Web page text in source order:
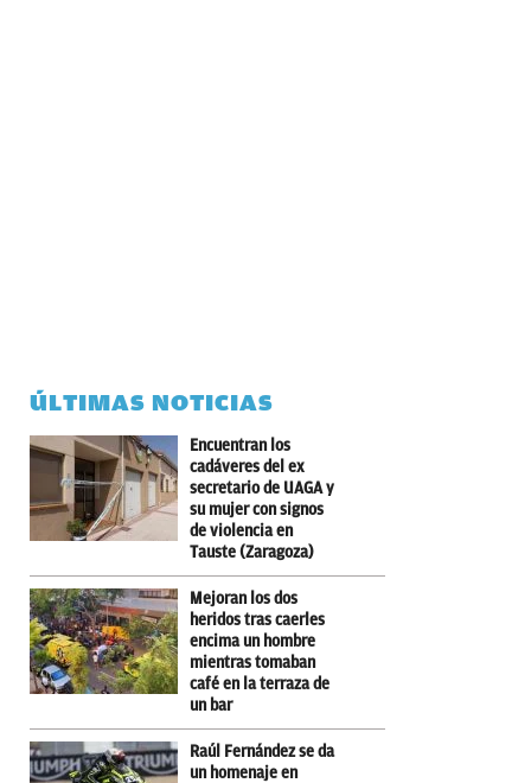
ÚLTIMAS NOTICIAS
Encuentran los
cadáveres del ex
secretario de UAGA y
su mujer con signos
de violencia en
Tauste (Zaragoza)
Mejoran los dos
heridos tras caerles
encima un hombre
mientras tomaban
café en la terraza de
un bar
Raúl Fernández se da
un homenaje en